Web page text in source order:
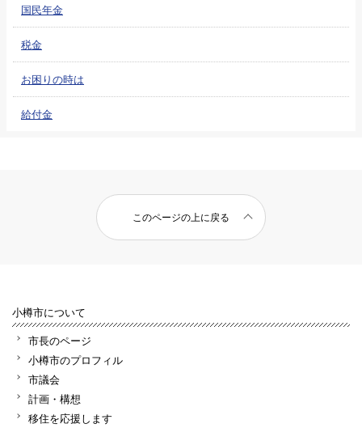
国民年金
税金
お困りの時は
給付金
このページの上に戻る
小樽市について
市長のページ
小樽市のプロフィル
市議会
計画・構想
移住を応援します